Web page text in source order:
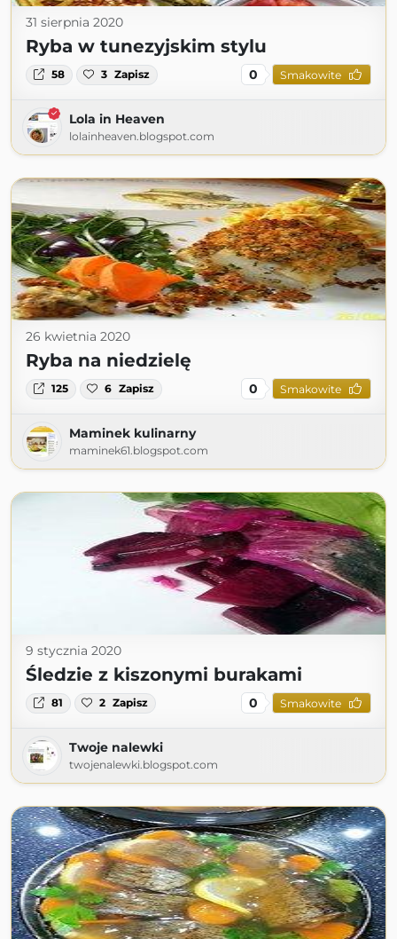
31 sierpnia 2020
Ryba w tunezyjskim stylu
58 3 Zapisz 0 Smakowite
Lola in Heaven
lolainheaven.blogspot.com
26 kwietnia 2020
Ryba na niedzielę
125 6 Zapisz 0 Smakowite
Maminek kulinarny
maminek61.blogspot.com
9 stycznia 2020
Śledzie z kiszonymi burakami
81 2 Zapisz 0 Smakowite
Twoje nalewki
twojenalewki.blogspot.com